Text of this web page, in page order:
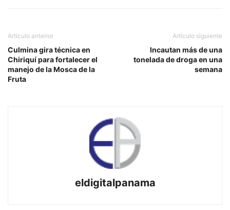
Artículo anterior
Culmina gira técnica en
Chiriquí para fortalecer el
manejo de la Mosca de la
Fruta
Artículo siguiente
Incautan más de una
tonelada de droga en una
semana
eldigitalpanama